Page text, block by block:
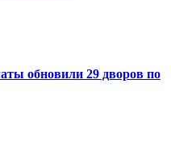
обновили 29 дворов по